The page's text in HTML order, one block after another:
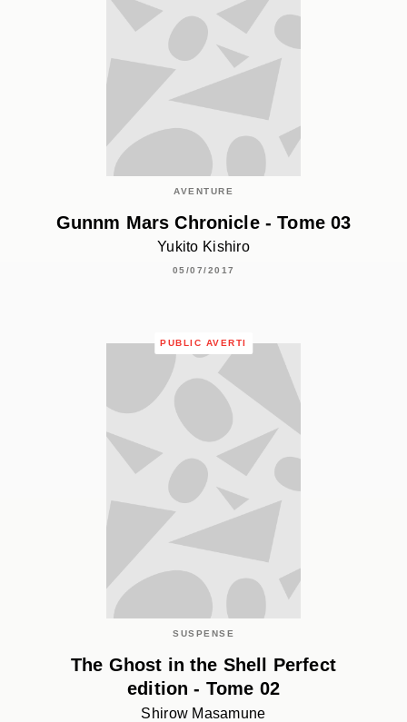
AVENTURE
Gunnm Mars Chronicle - Tome 03
Yukito Kishiro
05/07/2017
PUBLIC AVERTI
SUSPENSE
The Ghost in the Shell Perfect
edition - Tome 02
Shirow Masamune